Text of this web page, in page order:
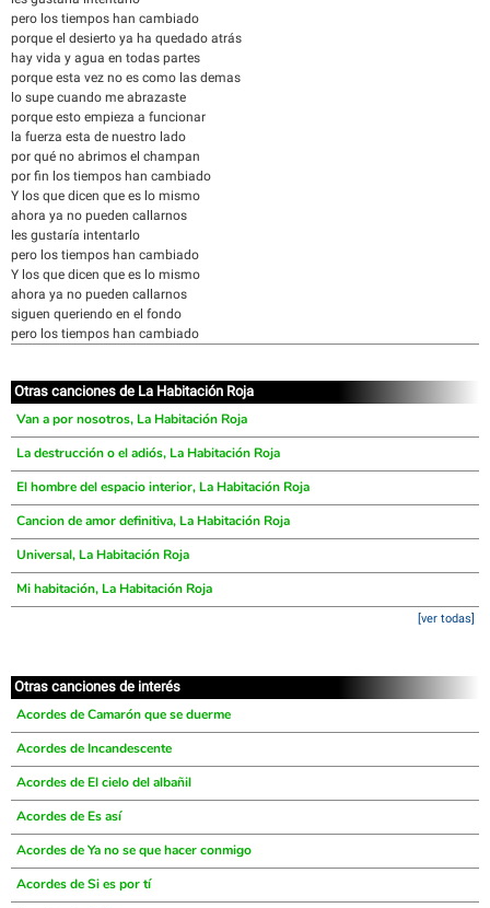
pero los tiempos han cambiado
porque el desierto ya ha quedado atrás
hay vida y agua en todas partes
porque esta vez no es como las demas
lo supe cuando me abrazaste
porque esto empieza a funcionar
la fuerza esta de nuestro lado
por qué no abrimos el champan
por fin los tiempos han cambiado
Y los que dicen que es lo mismo
ahora ya no pueden callarnos
les gustaría intentarlo
pero los tiempos han cambiado
Y los que dicen que es lo mismo
ahora ya no pueden callarnos
siguen queriendo en el fondo
pero los tiempos han cambiado
Otras canciones de La Habitación Roja
Van a por nosotros, La Habitación Roja
La destrucción o el adiós, La Habitación Roja
El hombre del espacio interior, La Habitación Roja
Cancion de amor definitiva, La Habitación Roja
Universal, La Habitación Roja
Mi habitación, La Habitación Roja
[ver todas]
Otras canciones de interés
Acordes de Camarón que se duerme
Acordes de Incandescente
Acordes de El cielo del albañil
Acordes de Es así
Acordes de Ya no se que hacer conmigo
Acordes de Si es por tí